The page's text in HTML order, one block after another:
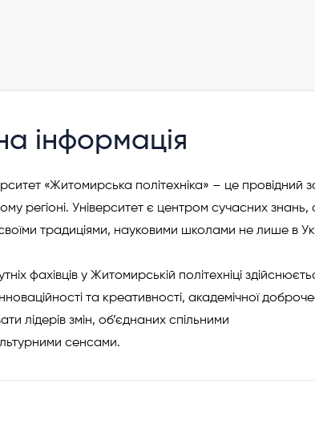
інформація
«Житомирська політехніка» – це провідний
регіоні. Університет є центром сучасних знань,
традиціями, науковими школами не лише в
фахівців у Житомирській політехніці
та креативності, академічної
лідерів змін, об’єднаних спільними
сенсами.